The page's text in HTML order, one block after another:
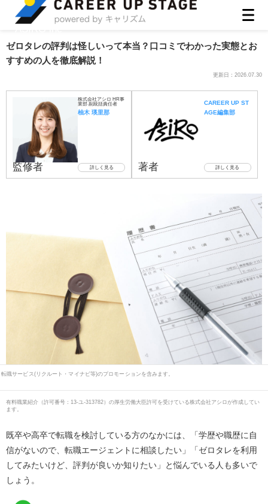
ゼロタレの評判は怪しいって本当？口コミでわかった実態とお
すすめの人を徹底解説！
更新日：2026.07.30
監修者
株式会社アシロ HR事
業部 副統括責任者
柚木 瑛里那
詳しく見る 著者
CAREER UP ST
AGE編集部
詳しく見る
転職サービス(リクルート・マイナビ等)のプロモーションを含みます。
有料職業紹介（許可番号：13-ユ-313782）の厚生労働大臣許可を受けている株式会社アシロが作成してい
ます。
既卒や高卒で転職を検討している方のなかには、「学歴や職歴に自
信がないので、転職エージェントに相談したい」「ゼロタレを利用
してみたいけど、評判が良いか知りたい」と悩んでいる人も多いで
しょう。